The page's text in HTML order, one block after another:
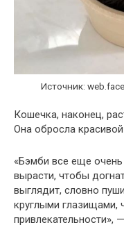
Источник:
Кошечка, наконец,
Она обросла
«Бэмби все еще
вырасти, чтобы
выглядит, словно
круглыми глазищами,
привлекательности»,